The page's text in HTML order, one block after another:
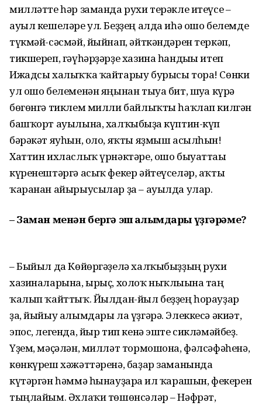
милләтте һәр заманда рухи терәкле итеүсе –
ауыл кеше­ләре ул. Беҙҙең алда иһә ошо белемде
түкмәй-сәсмәй, йыйнап, әйткәндәрен теркәп,
тикшереп, гәүһәрҙәрҙе хазина һандығы итеп
Ижадсы халыҡҡа ҡайтарыу бурысы тора! Сөнки
ул ошо белеменән яңынан тыуа бит, шуға күрә
бөгөнгә тиклем милли байлыҡты һаҡлап килгән
башҡорт ауылына, халҡы­быҙға күптин-күп
бәрәкәт яуһын, оло, яҡты яҙмыш асылһын!
Хаттин ихласлыҡ үрнәк­тәре, ошо быуаттағы
күренештәргә асыҡ фекер әйтеүселәр, аҡты
ҡаранан айырыусылар ҙа – ауылда улар.
– Заман менән бергә эш алымдары үҙгәрәме?
– Быйыл да Көйөргәҙелә халҡыбыҙҙың рухи
хазиналарына, ырыҫ, холоҡ ныҡлығына таң
ҡалып ҡайттыҡ. Йылдан-йыл беҙҙең һорауҙар
ҙа, йыйыу алымдары ла үҙгәрә. Элеккесә әкиәт,
эпос, легенда, йыр тип кенә эште сикләмәйбеҙ.
Үҙем, мәҫәлән, милләт тормошона, фәлсәфәһенә,
көнкүреш хәжәт­тәренә, баҙар заманында
күтәргән һәммә һынауҙарға ил ҡарашын, фекерен
тыңлайым. Әхлаҡи төшөнсәләр – Нәфрәт,